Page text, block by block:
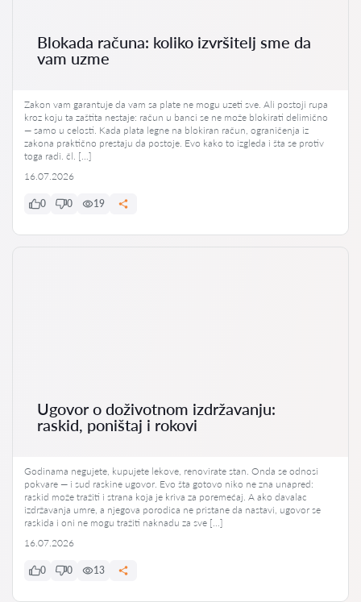
Blokada računa: koliko izvršitelj sme da
vam uzme
Zakon vam garantuje da vam sa plate ne mogu uzeti sve. Ali postoji rupa
kroz koju ta zaštita nestaje: račun u banci se ne može blokirati delimično
— samo u celosti. Kada plata legne na blokiran račun, ograničenja iz
zakona praktično prestaju da postoje. Evo kako to izgleda i šta se protiv
toga radi. čl. […]
16.07.2026
0 0 19
Ugovor o doživotnom izdržavanju:
raskid, poništaj i rokovi
Godinama negujete, kupujete lekove, renovirate stan. Onda se odnosi
pokvare — i sud raskine ugovor. Evo šta gotovo niko ne zna unapred:
raskid može tražiti i strana koja je kriva za poremećaj. A ako davalac
izdržavanja umre, a njegova porodica ne pristane da nastavi, ugovor se
raskida i oni ne mogu tražiti naknadu za sve […]
16.07.2026
0 0 13